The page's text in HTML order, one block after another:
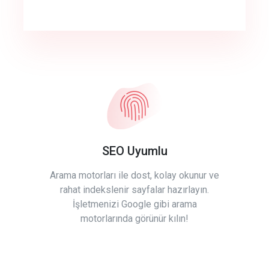
SEO Uyumlu
Arama motorları ile dost, kolay okunur ve
rahat indekslenir sayfalar hazırlayın.
İşletmenizi Google gibi arama
motorlarında görünür kılın!